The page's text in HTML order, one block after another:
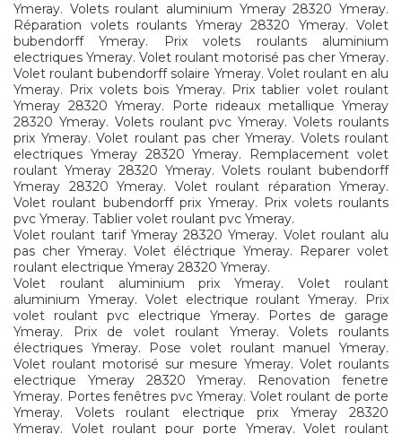
Ymeray. Volets roulant aluminium Ymeray 28320 Ymeray.
Réparation volets roulants Ymeray 28320 Ymeray. Volet
bubendorff Ymeray. Prix volets roulants aluminium
electriques Ymeray. Volet roulant motorisé pas cher Ymeray.
Volet roulant bubendorff solaire Ymeray. Volet roulant en alu
Ymeray. Prix volets bois Ymeray. Prix tablier volet roulant
Ymeray 28320 Ymeray. Porte rideaux metallique Ymeray
28320 Ymeray. Volets roulant pvc Ymeray. Volets roulants
prix Ymeray. Volet roulant pas cher Ymeray. Volets roulant
electriques Ymeray 28320 Ymeray. Remplacement volet
roulant Ymeray 28320 Ymeray. Volets roulant bubendorff
Ymeray 28320 Ymeray. Volet roulant réparation Ymeray.
Volet roulant bubendorff prix Ymeray. Prix volets roulants
pvc Ymeray. Tablier volet roulant pvc Ymeray.
Volet roulant tarif Ymeray 28320 Ymeray. Volet roulant alu
pas cher Ymeray. Volet éléctrique Ymeray. Reparer volet
roulant electrique Ymeray 28320 Ymeray.
Volet roulant aluminium prix Ymeray. Volet roulant
aluminium Ymeray. Volet electrique roulant Ymeray. Prix
volet roulant pvc electrique Ymeray. Portes de garage
Ymeray. Prix de volet roulant Ymeray. Volets roulants
électriques Ymeray. Pose volet roulant manuel Ymeray.
Volet roulant motorisé sur mesure Ymeray. Volet roulants
electrique Ymeray 28320 Ymeray. Renovation fenetre
Ymeray. Portes fenêtres pvc Ymeray. Volet roulant de porte
Ymeray. Volets roulant electrique prix Ymeray 28320
Ymeray. Volet roulant pour porte Ymeray. Volet roulant